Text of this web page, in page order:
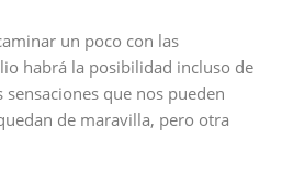
un poco con las
habrá la posibilidad incluso de
que nos pueden
de maravilla, pero otra